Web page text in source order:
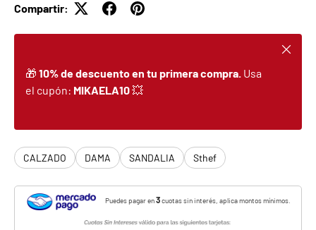
Compartir:
🎁 10% de descuento en tu primera compra. Usa
el cupón: MIKAELA10💥
Cerrar
CALZADO DAMA SANDALIA Sthef
Puedes pagar en3cuotas sin interés, aplica montos mínimos.